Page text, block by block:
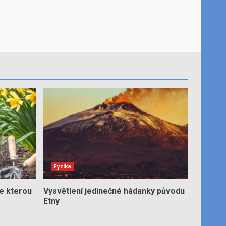
kterou
Fyzika
Vysvětlení jedinečné hádanky původu
Etny